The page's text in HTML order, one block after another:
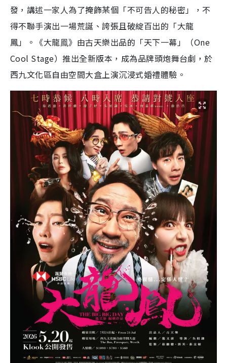
發，講述一家人為了掩飾某個「不可告人的秘密」，不
得不聯手演出一場荒誕、誇張且破綻百出的「大龍
鳳」。《大龍鳯》由古天樂出品的「天下一幕」（One
Cool Stage）推出全新版本，成為品牌頭炮舞台劇，於
西九文化區自由空間大盒上演沉浸式婚禮體驗。